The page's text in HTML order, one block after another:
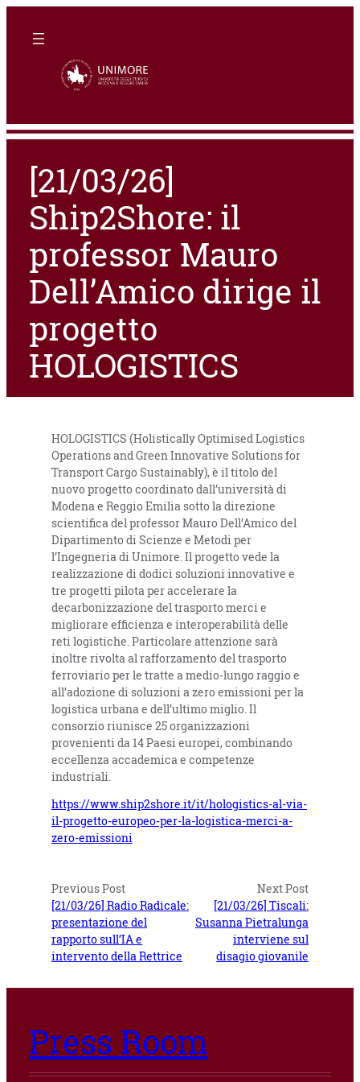
[21/03/26]
Ship2Shore: il
professor Mauro
Dell’Amico dirige il
progetto
HOLOGISTICS
HOLOGISTICS (Holistically Optimised Logistics
Operations and Green Innovative Solutions for
Transport Cargo Sustainably), è il titolo del
nuovo progetto coordinato dall’università di
Modena e Reggio Emilia sotto la direzione
scientifica del professor Mauro Dell’Amico del
Dipartimento di Scienze e Metodi per
l’Ingegneria di Unimore. Il progetto vede la
realizzazione di dodici soluzioni innovative e
tre progetti pilota per accelerare la
decarbonizzazione del trasporto merci e
migliorare efficienza e interoperabilità delle
reti logistiche. Particolare attenzione sarà
inoltre rivolta al rafforzamento del trasporto
ferroviario per le tratte a medio-lungo raggio e
all’adozione di soluzioni a zero emissioni per la
logistica urbana e dell’ultimo miglio. Il
consorzio riunisce 25 organizzazioni
provenienti da 14 Paesi europei, combinando
eccellenza accademica e competenze
industriali.
https://www.ship2shore.it/it/hologistics-al-via-
il-progetto-europeo-per-la-logistica-merci-a-
zero-emissioni
Previous Post
[21/03/26] Radio Radicale:
presentazione del
rapporto sull’IA e
intervento della Rettrice
Next Post
[21/03/26] Tiscali:
Susanna Pietralunga
interviene sul
disagio giovanile
Press Room